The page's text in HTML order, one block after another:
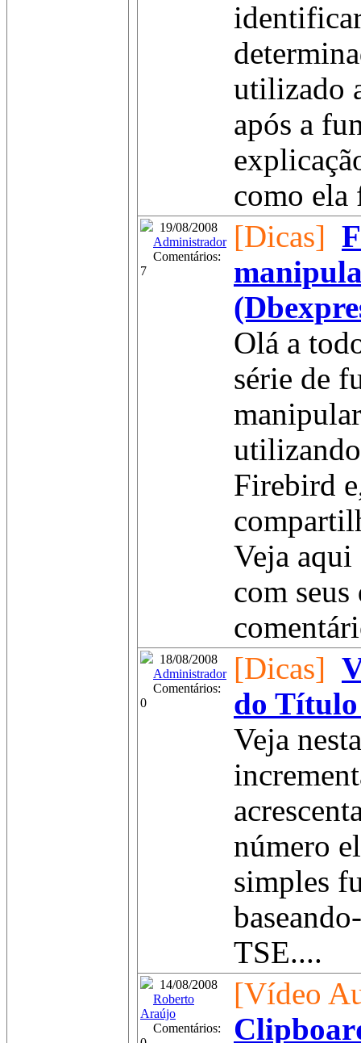
utilizado
após a
como ela
19/08/2008
Administrador
Comentários:
7
[Dicas]
Olá a
série de
Firebird
Veja
com
18/08/2008
Administrador
Comentários:
0
[Dicas]
do
Veja
número
simples
TSE....
14/08/2008
Roberto
Araújo
Comentários:
[Vídeo